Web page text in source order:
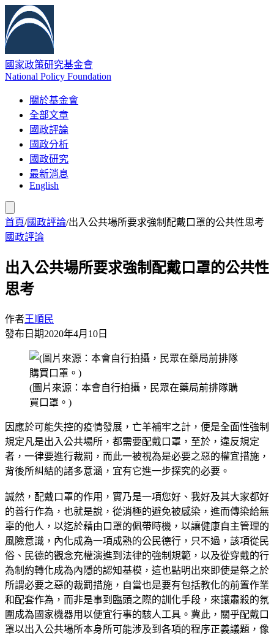
國家政策研究基金會
National Policy Foundation
關於基金會
全部文章
國政評論
國政分析
國政研究
最新消息
English
首頁/國政評論/出入公共場所要求強制配戴口罩的公共性思考
國政評論
出入公共場所要求強制配戴口罩的公共性
思考
作者王順民
發布日期2020年4月10日
(圖片來源：本會自行拍攝，民眾在藥局前排隊購
買口罩。)
因應於可能失控的疫情發展，亡羊補牢之計，便是全面性強制
規定凡是出入公共場所，都需要配戴口罩，至於，違反規定
者，一律要進行裁罰，而此一被視為是必要之惡的權宜措施，
背後所糾結的諸多意涵，宜有它進一步探究的必要。
誠然，配戴口罩的作用，實乃是一項您好、我好及其大家都好
的善行作為，也就是說，從消極的避免被感染，進而傳染給無
辜的他人，以迄於藉由口罩的佩帶時機，以讓健康自主管理的
風險意識，內化成為一項成熟的公民德行，只不過，該項從民
俗、民德的觀念充權演進到法律的強制規範，以及從穿戴的行
為制約轉化成為內隱的認知基模，這也點明出來即使是祭之於
所謂必要之惡的裁罰措施，自當也是要有包括教化的前置作業
和配套作為，而非是事到臨頭之際的訓化手段，來讓肅殺的氛
圍成為國家機器用以便宜行事的駭人工具。冀此，關乎配戴口
罩以出入公共場所本身所可能涉及到各項的程序正義議題，像